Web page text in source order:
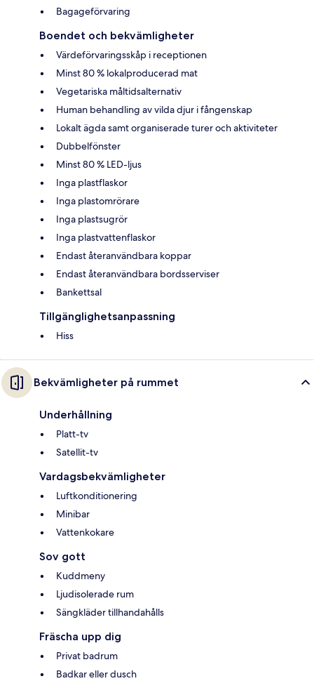
Bagageförvaring
Boendet och bekvämligheter
Värdeförvaringsskåp i receptionen
Minst 80 % lokalproducerad mat
Vegetariska måltidsalternativ
Human behandling av vilda djur i fångenskap
Lokalt ägda samt organiserade turer och aktiviteter
Dubbelfönster
Minst 80 % LED-ljus
Inga plastflaskor
Inga plastomrörare
Inga plastsugrör
Inga plastvattenflaskor
Endast återanvändbara koppar
Endast återanvändbara bordsserviser
Bankettsal
Tillgänglighetsanpassning
Hiss
Bekvämligheter på rummet
Underhållning
Platt-tv
Satellit-tv
Vardagsbekvämligheter
Luftkonditionering
Minibar
Vattenkokare
Sov gott
Kuddmeny
Ljudisolerade rum
Sängkläder tillhandahålls
Fräscha upp dig
Privat badrum
Badkar eller dusch